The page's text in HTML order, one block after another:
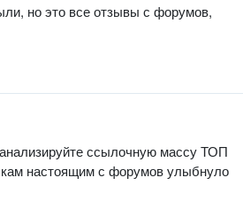
но это все отзывы с форумов,
ссылочную массу ТОП
настоящим с форумов улыбнуло